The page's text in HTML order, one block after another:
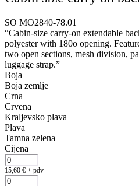
SO MO2840-78.01
“Cabin-size carry-on extendable
polyester with 180o opening.
two open sections, mesh division,
luggage strap.”
Boja
Boja zemlje
Crna
Crvena
Kraljevsko plava
Plava
Tamna zelena
Cijena
15,60 € + pdv